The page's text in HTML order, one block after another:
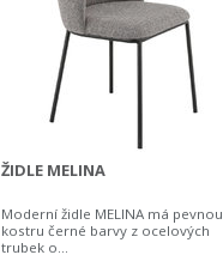
ŽIDLE MELINA
Moderní židle MELINA má pevnou
kostru černé barvy z ocelových
trubek o...